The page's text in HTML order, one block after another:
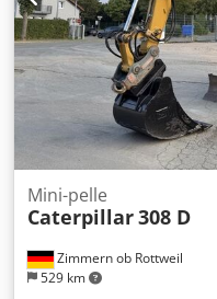
Zimmern ob Rottweil
529 km
Mini-pelle
Caterpillar308 D